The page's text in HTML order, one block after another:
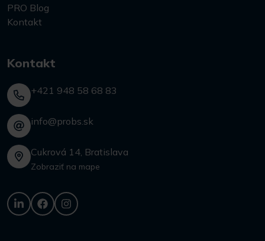
PRO Blog
Kontakt
Kontakt
+421 948 58 68 83
info@probs.sk
Cukrová 14, Bratislava
Zobraziť na mape